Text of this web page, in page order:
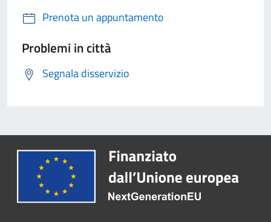
Prenota un appuntamento
Problemi in città
Segnala disservizio